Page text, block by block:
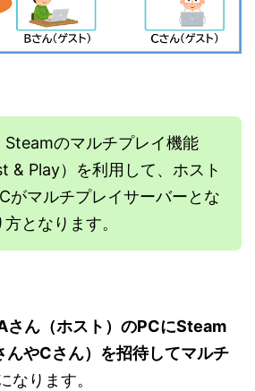
Steamのマルチプレイ機能
& Play）を利用して、ホスト
がマルチプレイサーバーとな
となります。
さん（ホスト）のPCにSteam
んやCさん）を招待してマルチ
なります。